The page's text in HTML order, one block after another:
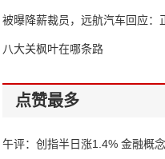
被曝降薪裁员，远航汽车回应：
整和重组
八大关枫叶在哪条路
点赞最多
午评：创指半日涨1.4% 金融概